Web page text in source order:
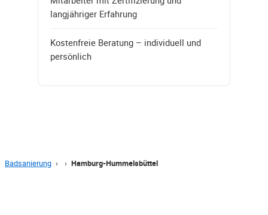
langjähriger Erfahrung
Kostenfreie Beratung – individuell und
persönlich
Badsanierung › › Hamburg-Hummelsbüttel